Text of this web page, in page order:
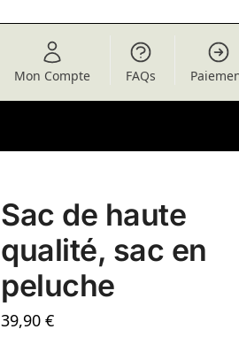
Mon Compte FAQs
Sac de haute
qualité, sac en
peluche
39,90€